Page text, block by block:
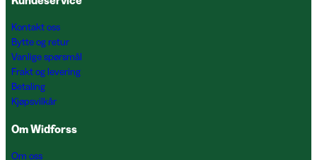
Kontakt oss
Bytte og retur
Vanlige spørsmål
Frakt og levering
Betaling
Kjøpsvilkår
Om Widforss
Om oss